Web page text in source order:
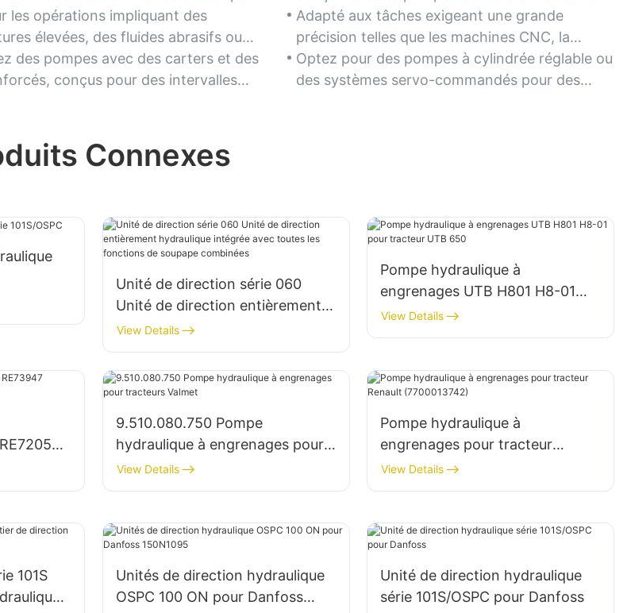
résistants à la corrosion
leur longévité dans des
difficiles, tels que les mines ou
à forte activité.
les opérations impliquant des
élevées, des fluides abrasifs ou
continue où la résistance à
essentielle.
des pompes avec des carters et des
conçus pour des intervalles
et dotées de mécanismes de contrôle de débit
avancés afin de fournir des pressions et des
débits précis pour des applications spécialisées
telles que l'aérospatiale ou les équipements
Adapté aux tâches exigeant une grande
précision telles que les machines CNC, la
robotique et les lignes de production
automatisées.
Optez pour des pompes à cylindrée réglable ou
des systèmes servo-commandés pour des
Connexes
Unité de direction série 060
Unité de direction entièrement
hydraulique intégrée avec toutes
les fonctions de soupape
combinées
View Details
Pompe hydraulique à
engrenages UTB H801 H8-01
pour tracteur UTB 650
View Details
9.510.080.750 Pompe
hydraulique à engrenages pour
tracteurs Valmet
View Details
Pompe hydraulique à
engrenages pour tracteur
Renault (7700013742)
View Details
101S
Unités de direction hydraulique
OSPC 100 ON pour Danfoss
Unité de direction hydraulique
série 101S/OSPC pour Danfoss